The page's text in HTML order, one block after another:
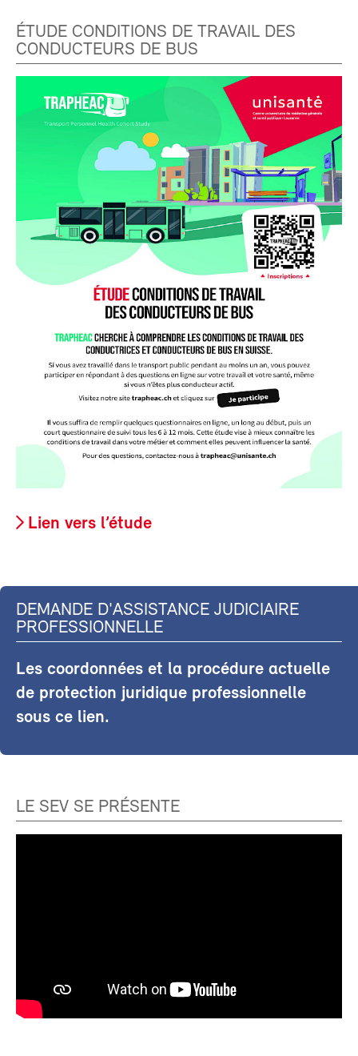
ÉTUDE CONDITIONS DE TRAVAIL DES
CONDUCTEURS DE BUS
Lien vers l’étude
DEMANDE D'ASSISTANCE JUDICIAIRE
PROFESSIONNELLE
Les coordonnées et la procédure actuelle
de protection juridique professionnelle
sous ce lien.
LE SEV SE PRÉSENTE